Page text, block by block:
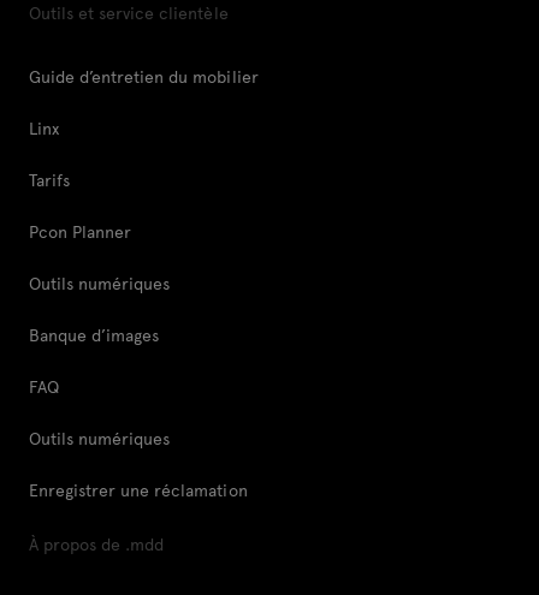
Outils et service clientèle
Guide d’entretien du mobilier
Linx
Tarifs
Pcon Planner
Outils numériques
Banque d’images
FAQ
Outils numériques
Enregistrer une réclamation
À propos de .mdd